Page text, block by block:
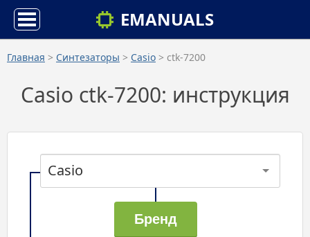
EMANUALS
Главная > Синтезаторы > Casio > ctk-7200
Casio ctk-7200: инструкция
Casio